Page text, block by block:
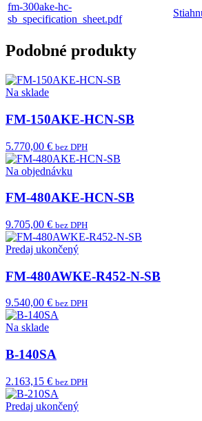
fm-300ake-hc-
sb_specification_sheet.pdf
Podobné produkty
Na sklade
FM-150AKE-HCN-SB
5.770,00 € bez DPH
Na objednávku
FM-480AKE-HCN-SB
9.705,00 € bez DPH
Predaj ukončený
FM-480AWKE-R452-N-SB
9.540,00 € bez DPH
Na sklade
B-140SA
2.163,15 € bez DPH
Predaj ukončený